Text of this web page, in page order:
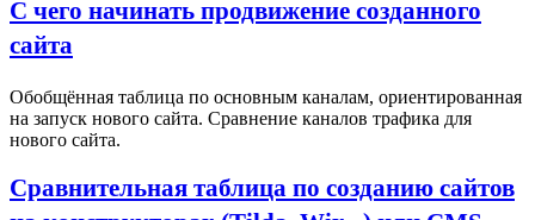
С чего начинать продвижение созданного
сайта
Обобщённая таблица по основным каналам, ориентированная
на запуск нового сайта. Сравнение каналов трафика для
нового сайта.
Сравнительная таблица по созданию сайтов